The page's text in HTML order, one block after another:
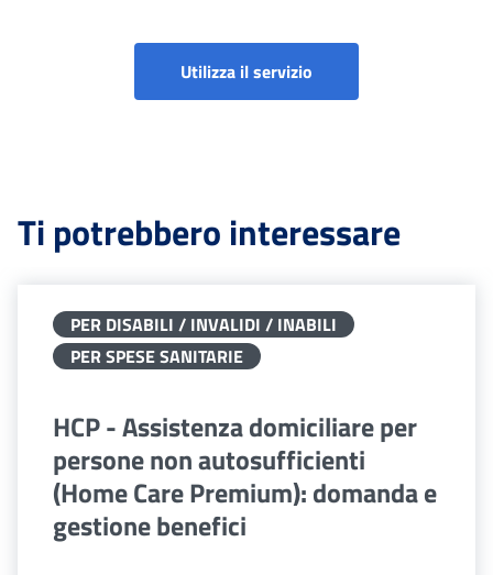
Utilizza il servizio
Ti potrebbero interessare
PER DISABILI / INVALIDI / INABILI
PER SPESE SANITARIE
HCP - Assistenza domiciliare per
persone non autosufficienti
(Home Care Premium): domanda e
gestione benefici